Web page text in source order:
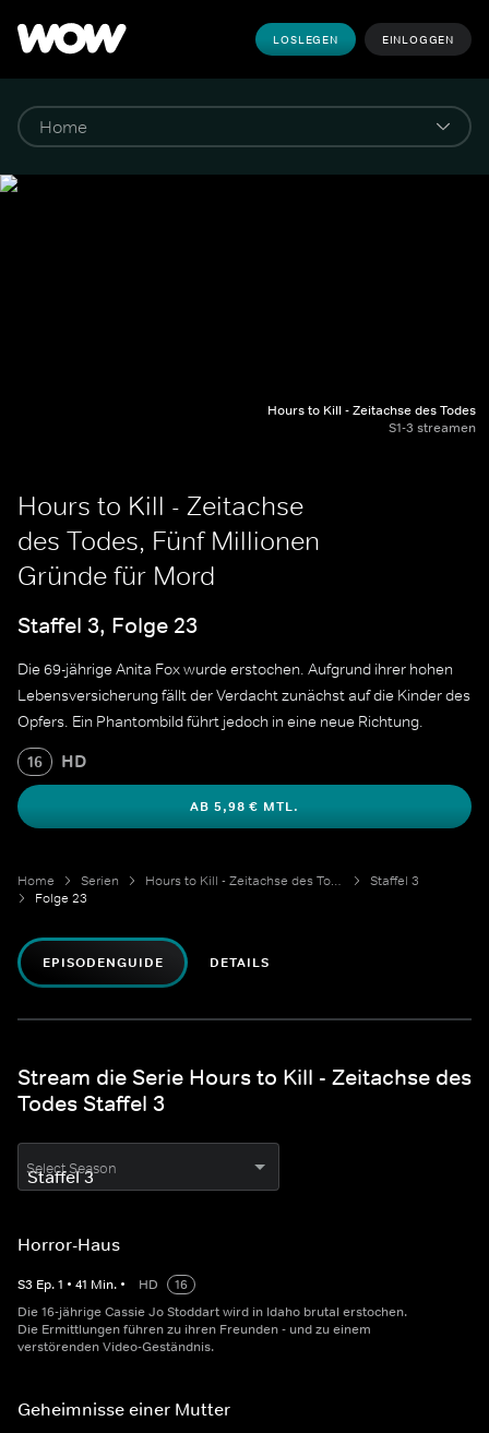
LOSLEGEN EINLOGGEN
Hours to Kill - Zeitachse des Todes
S1-3 streamen
Hours to Kill - Zeitachse
des Todes, Fünf Millionen
Gründe für Mord
Staffel 3, Folge 23
Die 69-jährige Anita Fox wurde erstochen. Aufgrund ihrer hohen
Lebensversicherung fällt der Verdacht zunächst auf die Kinder des
Opfers. Ein Phantombild führt jedoch in eine neue Richtung.
16 HD
AB 5,98 € MTL.
Home Serien Hours to Kill - Zeitachse des Todes
Staffel 3
Folge 23
EPISODENGUIDE DETAILS
Stream die Serie Hours to Kill - Zeitachse des
Todes Staffel 3
Select Season
Horror-Haus
S3 Ep.1 • 41 Min. • HD
16
Die 16-jährige Cassie Jo Stoddart wird in Idaho brutal erstochen.
Die Ermittlungen führen zu ihren Freunden - und zu einem
verstörenden Video-Geständnis.
Geheimnisse einer Mutter